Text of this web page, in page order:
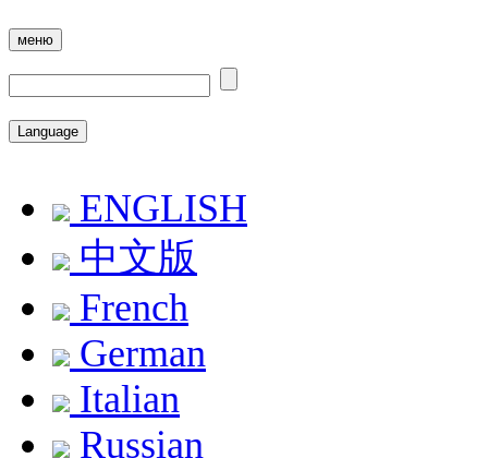
меню
Language
ENGLISH
中文版
French
German
Italian
Russian